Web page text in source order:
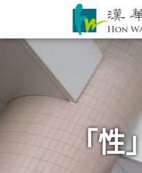
「性